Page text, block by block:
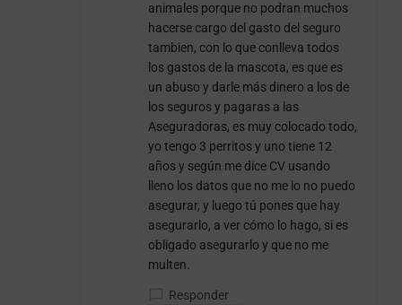
animales porque no podran muchos
hacerse cargo del gasto del seguro
tambien, con lo que conlleva todos
los gastos de la mascota, es que es
un abuso y darle más dinero a los de
los seguros y pagaras a las
Aseguradoras, es muy colocado todo,
yo tengo 3 perritos y uno tiene 12
años y según me dice CV usando
lleno los datos que no me lo no puedo
asegurar, y luego tú pones que hay
asegurarlo, a ver cómo lo hago, si es
obligado asegurarlo y que no me
multen.
Responder